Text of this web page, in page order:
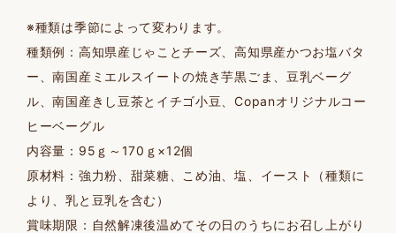
※種類は季節によって変わります。
種類例：高知県産じゃことチーズ、高知県産かつお塩バタ
ー、南国産ミエルスイートの焼き芋黒ごま、豆乳ベーグ
ル、南国産きし豆茶とイチゴ小豆、Copanオリジナルコー
ヒーベーグル
内容量：95ｇ～170ｇ×12個
原材料：強力粉、甜菜糖、こめ油、塩、イースト（種類に
より、乳と豆乳を含む）
賞味期限：自然解凍後温めてその日のうちにお召し上がり